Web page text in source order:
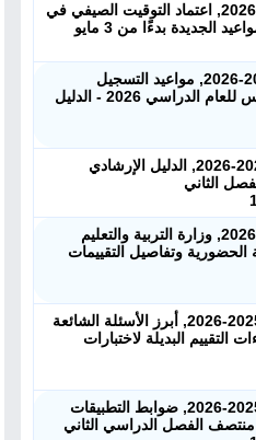
6. الدوام, الفصل الثاني, 2025-2026, اعتماد التوقيت الصيفي في
7. المدارس, الفصل الثاني, 2025-2026, مواعيد التسجيل
الإلكتروني ونقل الطلاب للمدارس للعام الدراسي 2026 - الدليل
8. الامتحانات, الفصل الثاني, 2025-2026, الدليل الإرشادي
الثاني
9. الدوام, الفصل الثاني, 2025-2026, وزارة التربية والتعليم
وتفاصيل التقييمات
10. الامتحانات, الفصل الثاني, 2025-2026, أبرز الأسئلة الشائعة
التقييم البديلة لاختبارات
11. الامتحانات, الفصل الثاني, 2025-2026, ضوابط التطبيقات
منتصف الفصل الدراسي الثاني